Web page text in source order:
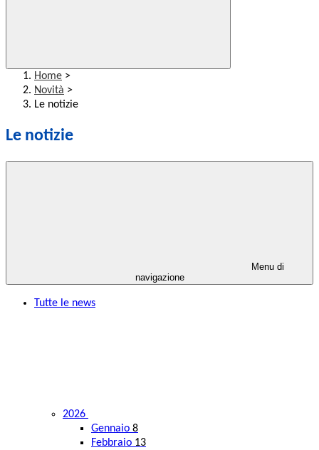
Home >
Novità >
Le notizie
Le notizie
Menu di
navigazione
Tutte le news
2026
Gennaio 8
Febbraio 13